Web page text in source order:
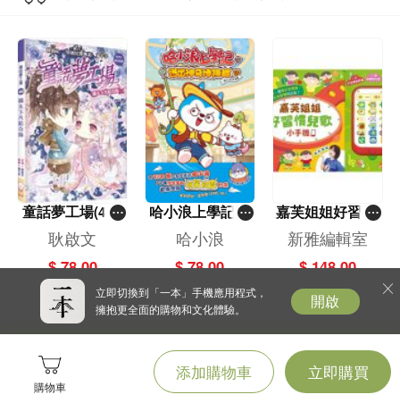
購物車
添加購物車 立即購買
會治亂興替的內在規律。
童話夢工場(40)
——織女下凡結
奇緣
耿啟文
$ 78.00
哈小浪上學記(1
3)——逃出神奇
博物館
哈小浪
$ 78.00
嘉芙姐姐好習慣
兒歌小手機
新雅編輯室
$ 148.00
立即切換到「一本」手機應用程式，
擁抱更全面的購物和文化體驗。
開啟